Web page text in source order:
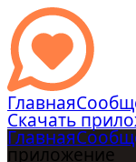
Главная
Скачать
Главная
приложение